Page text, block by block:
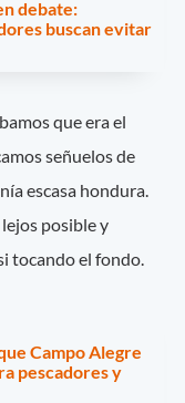
debate:
buscan evitar
que era el
señuelos de
escasa hondura.
posible y
tocando el fondo.
Campo Alegre
pescadores y